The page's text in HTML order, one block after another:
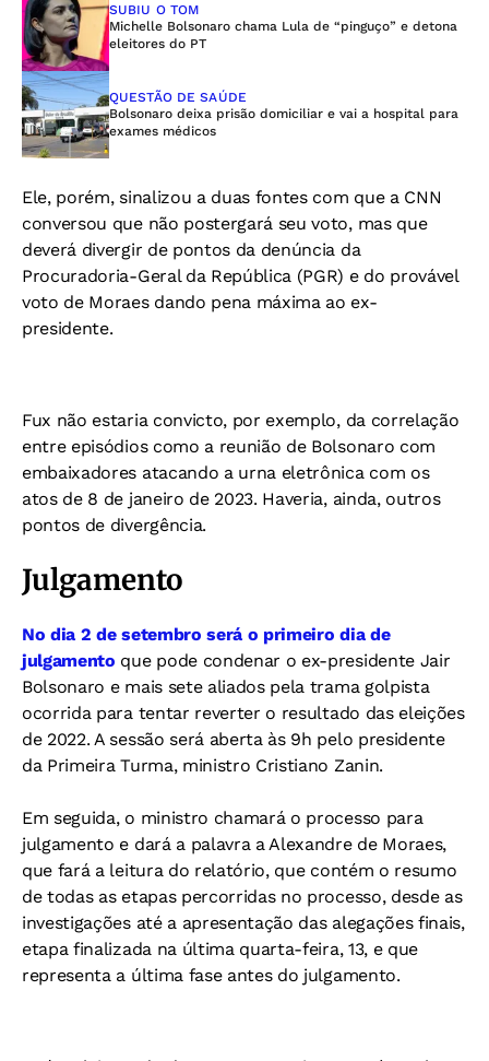
SUBIU O TOM
Michelle Bolsonaro chama Lula de “pinguço” e detona
eleitores do PT
QUESTÃO DE SAÚDE
Bolsonaro deixa prisão domiciliar e vai a hospital para
exames médicos
Ele, porém, sinalizou a duas fontes com que a CNN
conversou que não postergará seu voto, mas que
deverá divergir de pontos da denúncia da
Procuradoria-Geral da República (PGR) e do provável
voto de Moraes dando pena máxima ao ex-
presidente.
Fux não estaria convicto, por exemplo, da correlação
entre episódios como a reunião de Bolsonaro com
embaixadores atacando a urna eletrônica com os
atos de 8 de janeiro de 2023. Haveria, ainda, outros
pontos de divergência.
Julgamento
No dia 2 de setembro será o primeiro dia de
julgamento que pode condenar o ex-presidente Jair
Bolsonaro e mais sete aliados pela trama golpista
ocorrida para tentar reverter o resultado das eleições
de 2022. A sessão será aberta às 9h pelo presidente
da Primeira Turma, ministro Cristiano Zanin.
Em seguida, o ministro chamará o processo para
julgamento e dará a palavra a Alexandre de Moraes,
que fará a leitura do relatório, que contém o resumo
de todas as etapas percorridas no processo, desde as
investigações até a apresentação das alegações finais,
etapa finalizada na última quarta-feira, 13, e que
representa a última fase antes do julgamento.